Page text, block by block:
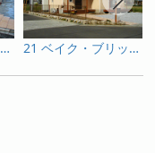
22 ウリン・スリットの門柱 21 ベイク・ブリックのメッシュフェンス基礎